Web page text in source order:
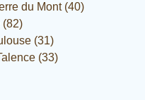
du Mont (40)
(82)
(31)
(33)